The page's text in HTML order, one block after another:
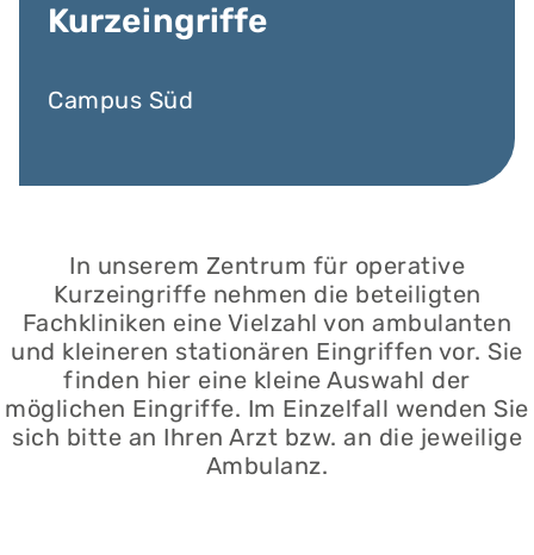
Kurzeingriffe
Campus Süd
In unserem Zentrum für operative
Kurzeingriffe nehmen die beteiligten
Fachkliniken eine Vielzahl von ambulanten
und kleineren stationären Eingriffen vor. Sie
finden hier eine kleine Auswahl der
möglichen Eingriffe. Im Einzelfall wenden Sie
sich bitte an Ihren Arzt bzw. an die jeweilige
Ambulanz.